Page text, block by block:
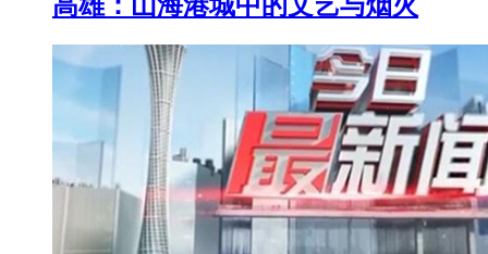
高雄：山海港城中的文艺与烟火